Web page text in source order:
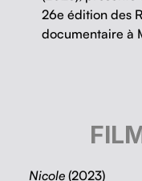
26e édi­tion des
doc­u­men­taire à
Nicole (2023)